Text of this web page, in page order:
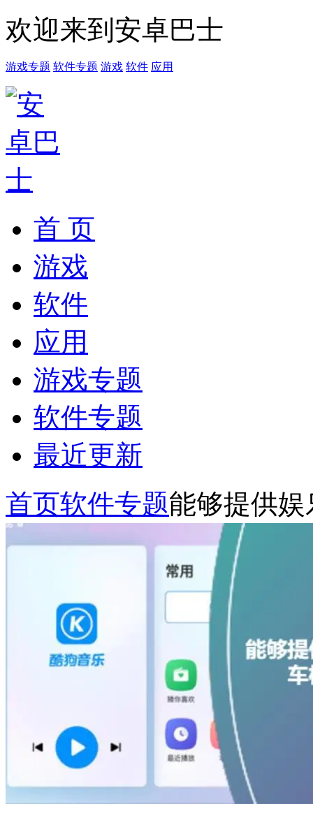
欢迎来到安卓巴士
游戏专题 软件专题 游戏 软件 应用
首 页
游戏
软件
应用
游戏专题
软件专题
最近更新
首页软件专题能够提供